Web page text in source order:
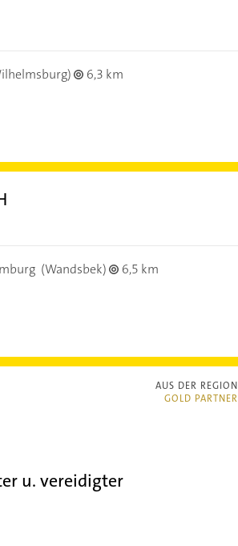
6,3 km
(Wandsbek)
6,5 km
AUS DER REGION
GOLD PARTNER
u. vereidigter